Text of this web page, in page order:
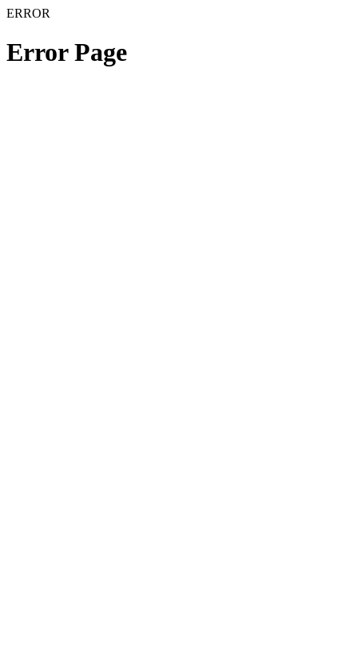
ERROR
Error Page